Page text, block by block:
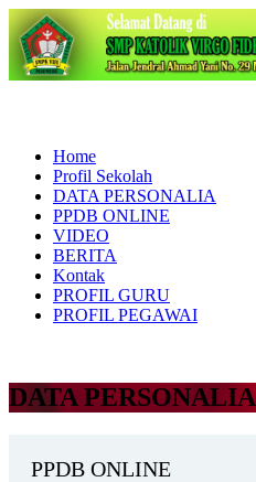
Home
Profil Sekolah
DATA PERSONALIA
PPDB ONLINE
VIDEO
BERITA
Kontak
PROFIL GURU
PROFIL PEGAWAI
DATA PERSONALIA
PPDB ONLINE